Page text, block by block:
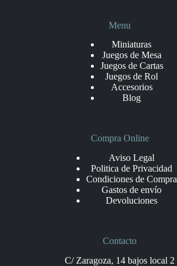
Menu
Miniaturas
Juegos de Mesa
Juegos de Cartas
Juegos de Rol
Accesorios
Blog
Compra Online
Aviso Legal
Politica de Privacidad
Condiciones de Compra
Gastos de envío
Devoluciones
Contacto
C/ Zaragoza, 14 bajos local 2